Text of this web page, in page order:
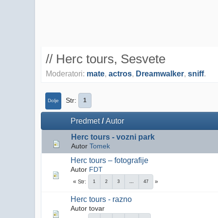
// Herc tours, Sesvete
Moderatori: mate, actros, Dreamwalker, sniff.
Dolje Str 1
Predmet/Autor
Herc tours - vozni park
Autor Tomek
Herc tours – fotografije
Autor FDT
Str 1 2 3 ... 47
Herc tours - razno
Autor tovar